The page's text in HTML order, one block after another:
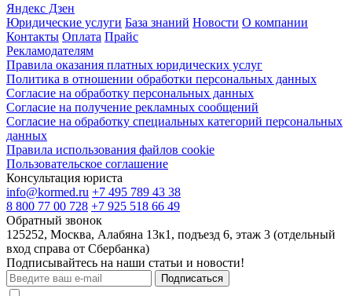
Яндекс Дзен
Юридические услуги База знаний Новости О компании
Контакты Оплата Прайс
Рекламодателям
Правила оказания платных юридических услуг
Политика в отношении обработки персональных данных
Согласие на обработку персональных данных
Согласие на получение рекламных сообщений
Согласие на обработку специальных категорий персональных
данных
Правила использования файлов cookie
Пользовательское соглашение
Консультация юриста
info@kormed.ru +7 495 789 43 38
8 800 77 00 728 +7 925 518 66 49
Обратный звонок
125252, Москва, Алабяна 13к1, подъезд 6, этаж 3 (отдельный
вход справа от Сбербанка)
Подписывайтесь на наши статьи и новости!
Подписаться